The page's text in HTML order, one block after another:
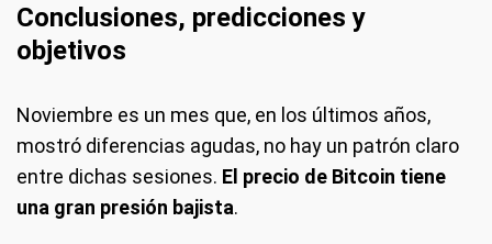
Conclusiones, predicciones y
objetivos
Noviembre es un mes que, en los últimos años,
mostró diferencias agudas, no hay un patrón claro
entre dichas sesiones. El precio de Bitcoin tiene
una gran presión bajista.